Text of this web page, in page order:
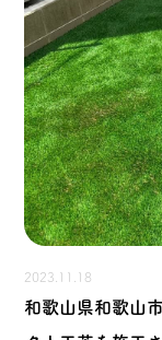
2023.11.18
和歌山県和歌山